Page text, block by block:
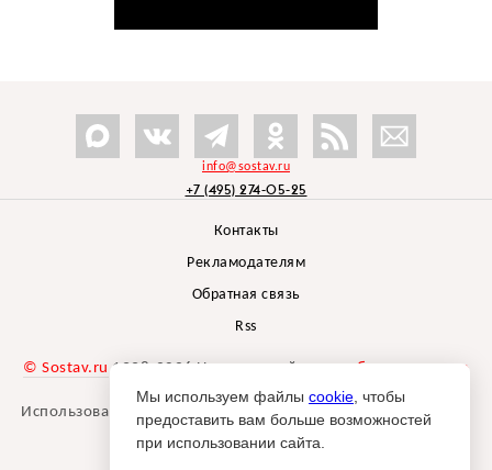
info@sostav.ru
+7 (495) 274-05-25
Контакты
Рекламодателям
Обратная связь
Rss
© Sostav.ru 1998-2026 Независимый проектбрендингового
агентства Depot
Использование материалов Sostav.ru допустимо только при
указании источника.
Мы используем файлы cookie , чтобы
предоставить вам больше возможностей
при использовании сайта.